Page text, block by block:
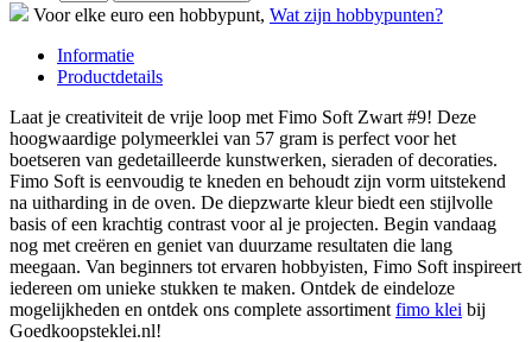
Voor elke euro een hobbypunt, Wat zijn hobbypunten?
Informatie
Productdetails
Laat je creativiteit de vrije loop met Fimo Soft Zwart #9! Deze
hoogwaardige polymeerklei van 57 gram is perfect voor het
boetseren van gedetailleerde kunstwerken, sieraden of decoraties.
Fimo Soft is eenvoudig te kneden en behoudt zijn vorm uitstekend
na uitharding in de oven. De diepzwarte kleur biedt een stijlvolle
basis of een krachtig contrast voor al je projecten. Begin vandaag
nog met creëren en geniet van duurzame resultaten die lang
meegaan. Van beginners tot ervaren hobbyisten, Fimo Soft inspireert
iedereen om unieke stukken te maken. Ontdek de eindeloze
mogelijkheden en ontdek ons complete assortiment fimo klei bij
Goedkoopsteklei.nl!